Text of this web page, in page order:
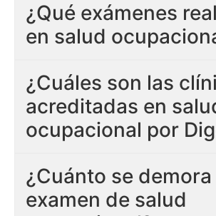
¿Qué exámenes
en salud
¿Cuáles son las
acreditadas en
ocupacional por
¿Cuánto se demora
examen de salud